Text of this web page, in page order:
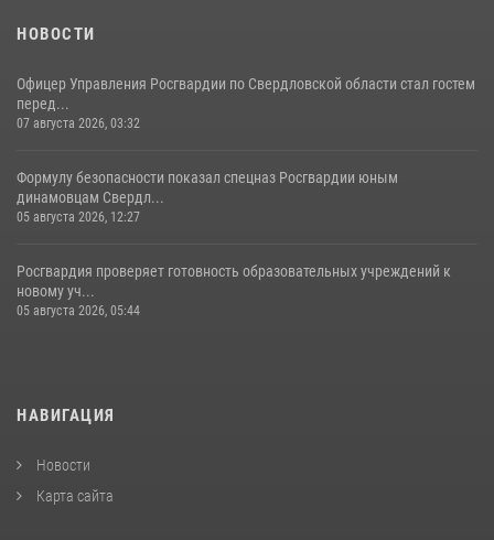
НОВОСТИ
Офицер Управления Росгвардии по Свердловской области стал гостем
перед...
07 августа 2026, 03:32
Формулу безопасности показал спецназ Росгвардии юным
динамовцам Свердл...
05 августа 2026, 12:27
Росгвардия проверяет готовность образовательных учреждений к
новому уч...
05 августа 2026, 05:44
НАВИГАЦИЯ
Новости
Карта сайта